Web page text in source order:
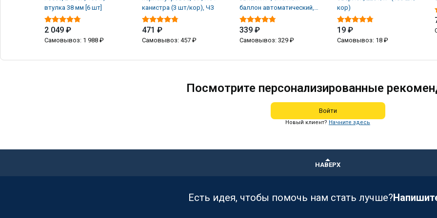
втулка 38 мм [6 шт]
2 049 ₽
Самовывоз: 1 988 ₽
канистра (3 шт/кор), ЧЗ
471 ₽
Самовывоз: 457 ₽
баллон автоматический,
250 мл (6 шт/кор)
339 ₽
Самовывоз: 329 ₽
кор)
19 ₽
Самовывоз: 18 ₽
Посмотрите персонализированные
Войти
Новый клиент? Начните здесь
НАВЕРХ
Есть идея, чтобы помочь нам стать лучше?